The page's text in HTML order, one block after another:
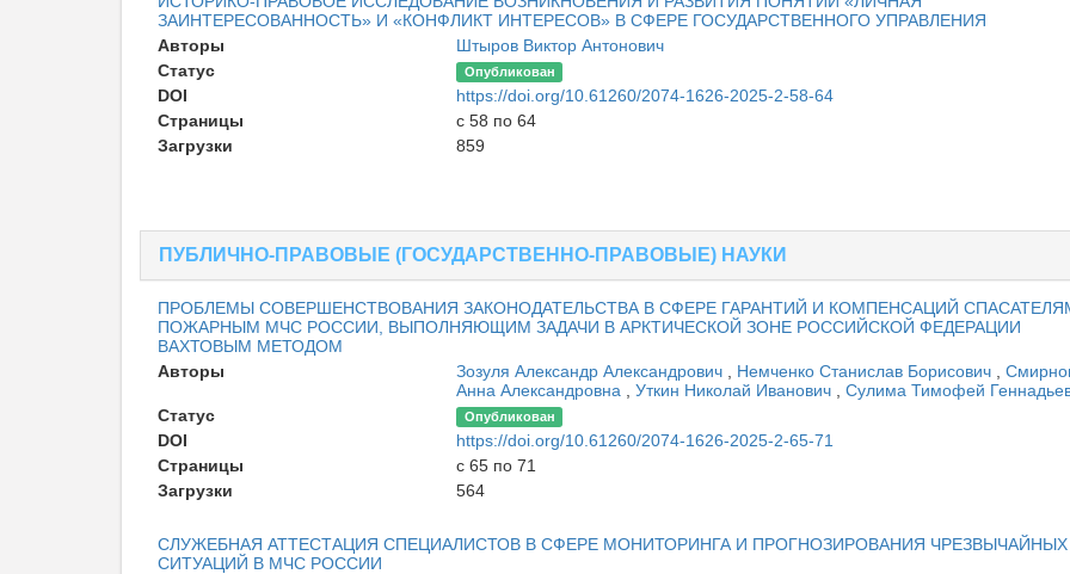
ЗАИНТЕРЕСОВАННОСТЬ» И «КОНФЛИКТ ИНТЕРЕСОВ» В СФЕРЕ ГОСУДАРСТВЕННОГО УПРАВЛЕНИЯ
Авторы
Штыров Виктор Антонович
Статус
Опубликован
DOI
https://doi.org/10.61260/2074-1626-2025-2-58-64
Страницы
с 58 по 64
Загрузки
859
ПУБЛИЧНО-ПРАВОВЫЕ (ГОСУДАРСТВЕННО-ПРАВОВЫЕ) НАУКИ
ПРОБЛЕМЫ СОВЕРШЕНСТВОВАНИЯ ЗАКОНОДАТЕЛЬСТВА В СФЕРЕ ГАРАНТИЙ И КОМПЕНСАЦИЙ
ПОЖАРНЫМ МЧС РОССИИ, ВЫПОЛНЯЮЩИМ ЗАДАЧИ В АРКТИЧЕСКОЙ ЗОНЕ РОССИЙСКОЙ ФЕДЕРАЦИИ
ВАХТОВЫМ МЕТОДОМ
Авторы
Зозуля Александр Александрович Немченко Станислав Борисович
Анна Александровна
Уткин Николай Иванович
Сулима Тимофей
Статус
Опубликован
DOI
https://doi.org/10.61260/2074-1626-2025-2-65-71
Страницы
с 65 по 71
Загрузки
564
СЛУЖЕБНАЯ АТТЕСТАЦИЯ СПЕЦИАЛИСТОВ В СФЕРЕ МОНИТОРИНГА И ПРОГНОЗИРОВАНИЯ ЧРЕЗВЫЧАЙНЫХ
СИТУАЦИЙ В МЧС РОССИИ